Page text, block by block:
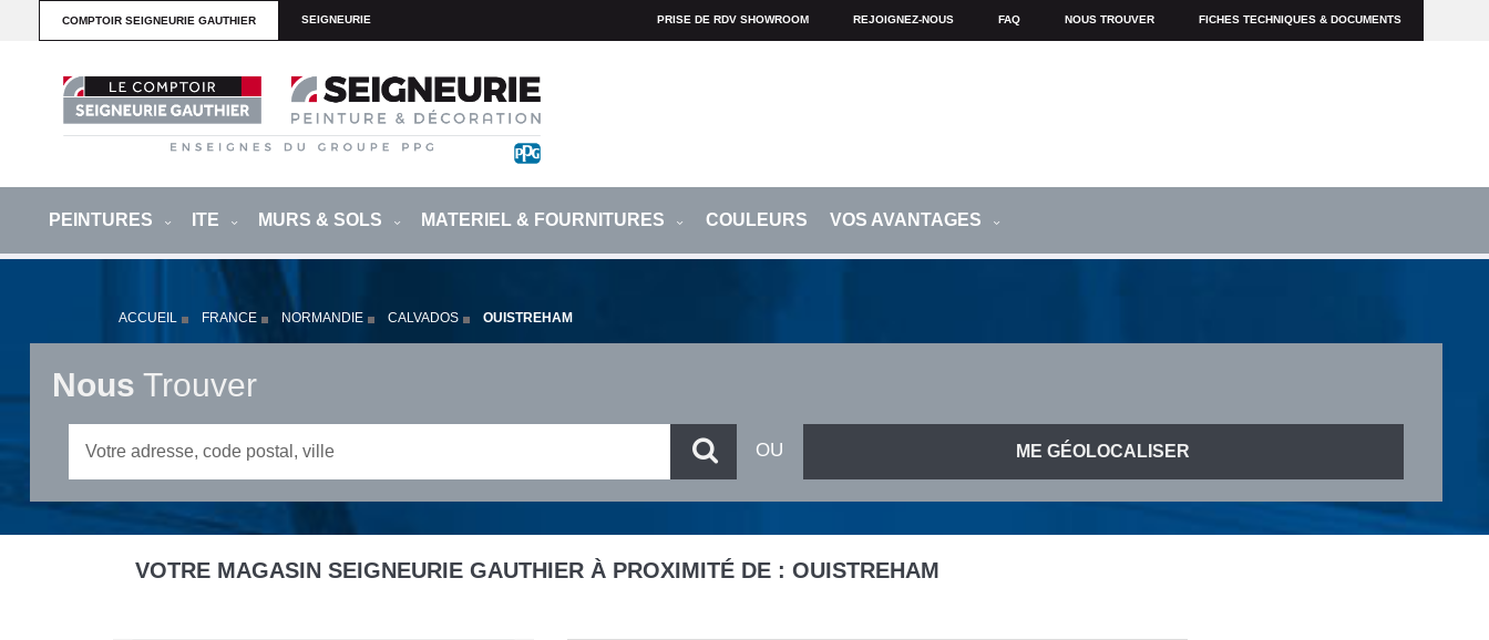
COMPTOIR SEIGNEURIE GAUTHIER SEIGNEURIE PRISE DE RDV SHOWROOM REJOIGNEZ-NOUS FAQ NOUS TROUVER FICHES TECHNIQUES & DOCUMENTS
PEINTURES ITE MURS & SOLS MATERIEL & FOURNITURES COULEURS VOS AVANTAGES
ACCUEIL FRANCE NORMANDIE CALVADOS OUISTREHAM
Nous Trouver
VOTRE MAGASIN SEIGNEURIE GAUTHIER À PROXIMITÉ DE : OUISTREHAM